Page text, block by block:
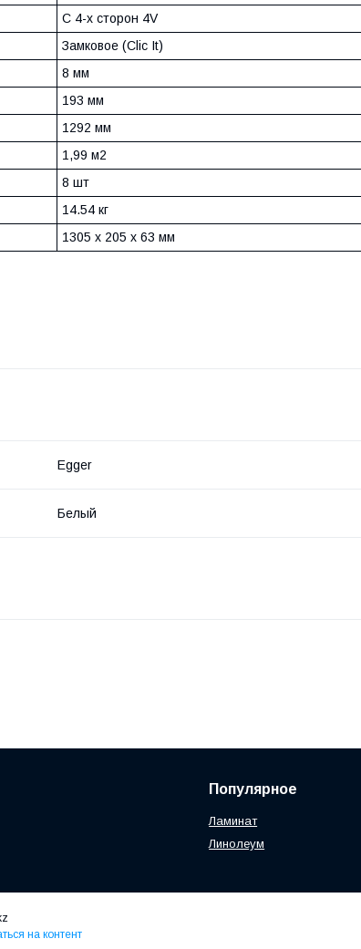
С 4-х сторон 4V
Замковое (Clic It)
8 мм
193 мм
1292 мм
1,99 м2
8 шт
14.54 кг
1305 x 205 x 63 мм
Egger
Белый
Популярное
Ламинат
Линолеум
на контент